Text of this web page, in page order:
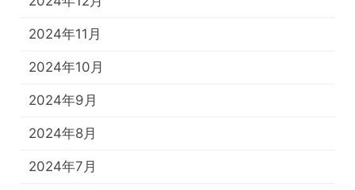
2024年11月
2024年10月
2024年9月
2024年8月
2024年7月